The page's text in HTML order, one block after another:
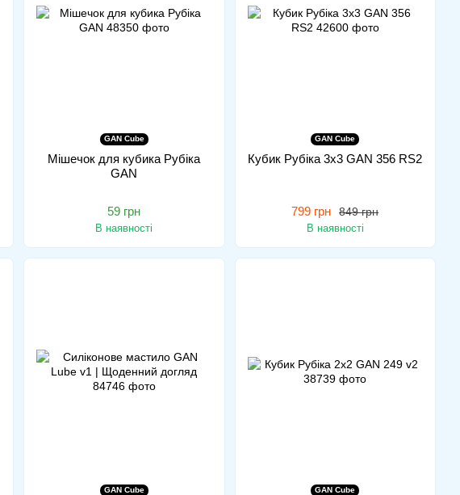
GAN Cube
Мішечок для кубика Рубіка
GAN
59 грн
В наявності
GAN Cube
Кубик Рубіка 3x3 GAN 356 RS2
849 грн
799 грн
В наявності
GAN Cube GAN Cube